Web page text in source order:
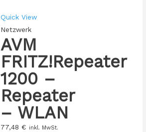
Quick View
Netzwerk
AVM
FRITZ!Repeater
1200 –
Repeater
– WLAN
77,48 € inkl. MwSt.